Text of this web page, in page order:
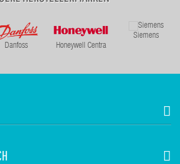
Danfoss Honeywell Centra
Siemens